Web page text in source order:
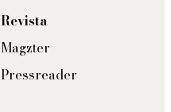
Revista
Magzter
Pressreader